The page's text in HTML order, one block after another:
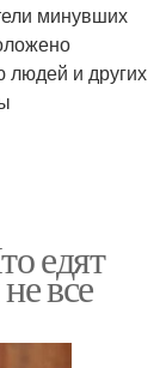
минувших
людей и других
едят
все